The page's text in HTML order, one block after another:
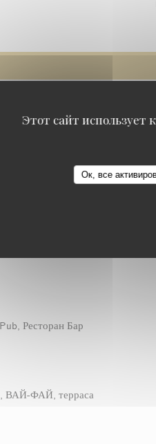
Этот сайт использует
Ок, все
/ BRUNCH /
Ресторан Бар
ВАЙ-ФАЙ, терраса